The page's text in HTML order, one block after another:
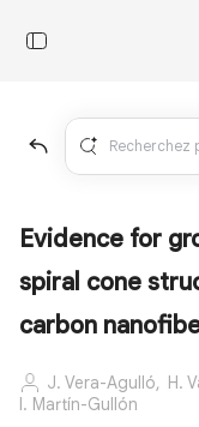
Evidence for
spiral cone
carbon
J. Vera-Agulló, H.
I. Martín-Gullón